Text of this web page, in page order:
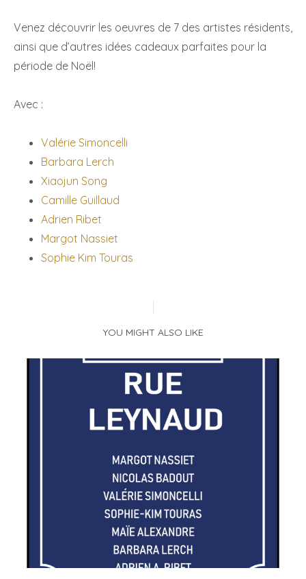
Venez découvrir les oeuvres de 7 des artistes résidents,
ainsi que d’autres idées cadeaux parfaites pour la
période de Noël!
Avec :
Valérie Simoncelli
Barbara Lerch
Xiaojun Song
Camille Guillaud
Adrien Ribet
Margot Nassiet
Sophie Kim Touras
YOU MIGHT ALSO LIKE